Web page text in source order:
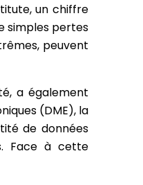
un chiffre
simples pertes
peuvent
a également
(DME), la
de données
Face à cette